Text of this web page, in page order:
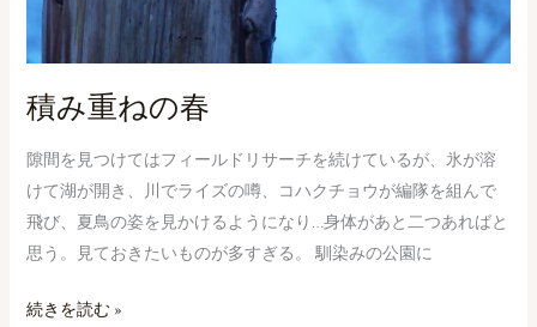
積み重ねの春
隙間を見つけてはフィールドリサーチを続けているが、氷が溶
けて湖が開き、川でライズの噂、コハクチョウが編隊を組んで
飛び、夏鳥の姿を見かけるようになり…身体があと二つあればと
思う。見ておきたいものが多すぎる。 馴染みの公園に
続きを読む »